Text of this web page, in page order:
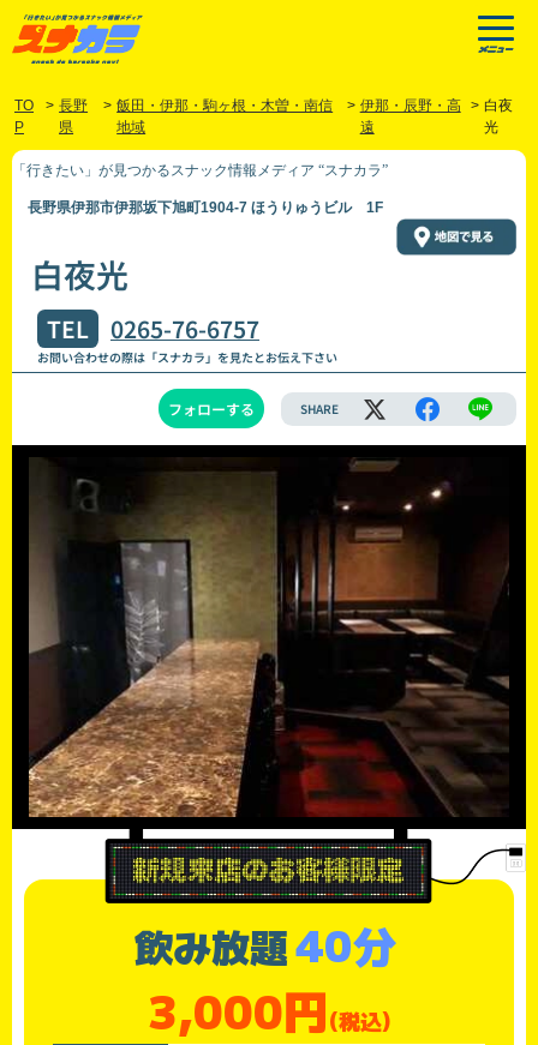
TO
P
> 長野
県
> 飯田・伊那・駒ヶ根・木曽・南信
地域
> 伊那・辰野・高
遠
> 白夜
光
「行きたい」が見つかるスナック情報メディア “スナカラ”
長野県伊那市伊那坂下旭町1904-7 ほうりゅうビル 1F
白夜光
TEL 0265-76-6757
お問い合わせの際は「スナカラ」を見たとお伝え下さい
フォローする SHARE
飲み放題40分
3,000円(税込)